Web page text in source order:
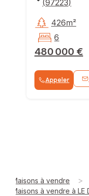
(97223)
480 000 €
426m²
6
Appeler
Maisons à vendre >
Maisons à vendre à LE